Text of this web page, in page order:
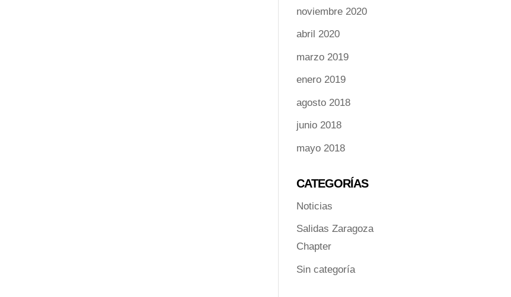
noviembre 2020
abril 2020
marzo 2019
enero 2019
agosto 2018
junio 2018
mayo 2018
CATEGORÍAS
Noticias
Salidas Zaragoza
Chapter
Sin categoría